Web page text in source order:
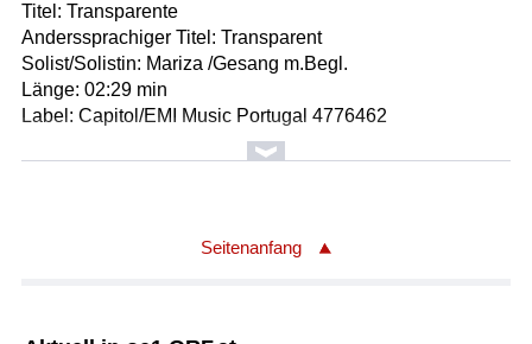
Titel: Transparente
Anderssprachiger Titel: Transparent
Solist/Solistin: Mariza /Gesang m.Begl.
Länge: 02:29 min
Label: Capitol/EMI Music Portugal 4776462
Komponist/Komponistin: Rui Veloso/geb.1957
Titel: Meu amor pequeninoSeitenanfang